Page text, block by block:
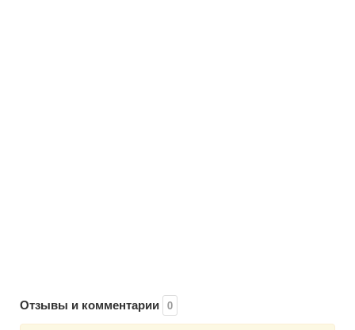
Отзывы и комментарии 0